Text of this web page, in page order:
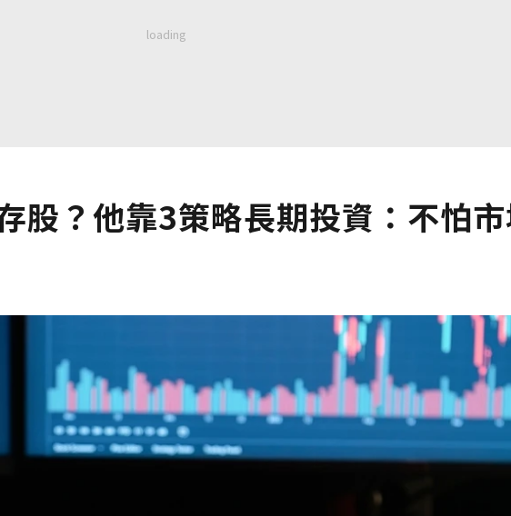
股？他靠3策略長期投資：不怕